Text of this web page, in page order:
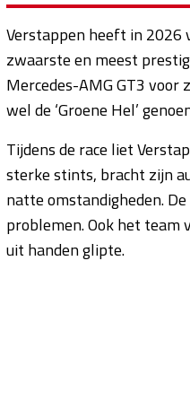
Verstappen heeft in 2026
zwaarste en meest
Mercedes-AMG GT3 voor
wel de ‘Groene Hel’
Tijdens de race liet
sterke stints, bracht zijn
natte omstandigheden.
problemen. Ook het team
uit handen glipte.